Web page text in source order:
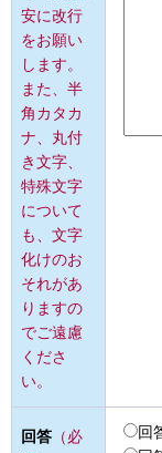
安に改行
をお願い
します。
また、半
角カタカ
ナ、丸付
き文字、
特殊文字
について
も、文字
化けのお
それがあ
りますの
でご遠慮
くださ
い。
回答 （必
回